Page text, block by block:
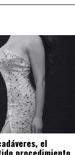
el
procedimiento